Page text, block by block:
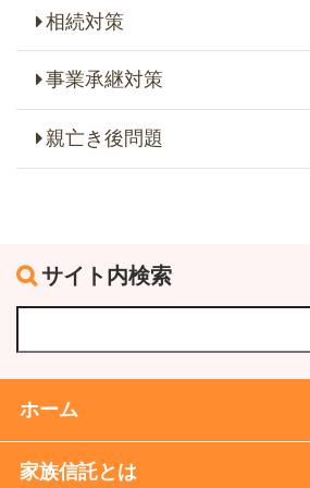
相続対策
事業承継対策
親亡き後問題
サイト内検索
ホーム
家族信託とは